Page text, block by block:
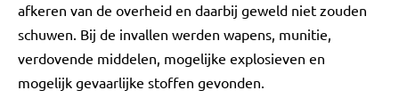
afkeren van de overheid en daarbij geweld niet zouden
schuwen. Bij de invallen werden wapens, munitie,
verdovende middelen, mogelijke explosieven en
mogelijk gevaarlijke stoffen gevonden.